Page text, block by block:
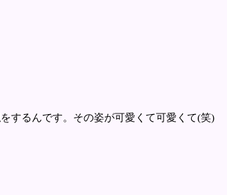
するんです。その姿が可愛くて可愛くて(笑)